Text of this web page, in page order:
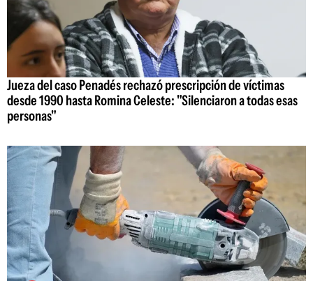
Jueza del caso Penadés rechazó prescripción de víctimas
desde 1990 hasta Romina Celeste: "Silenciaron a todas esas
personas"